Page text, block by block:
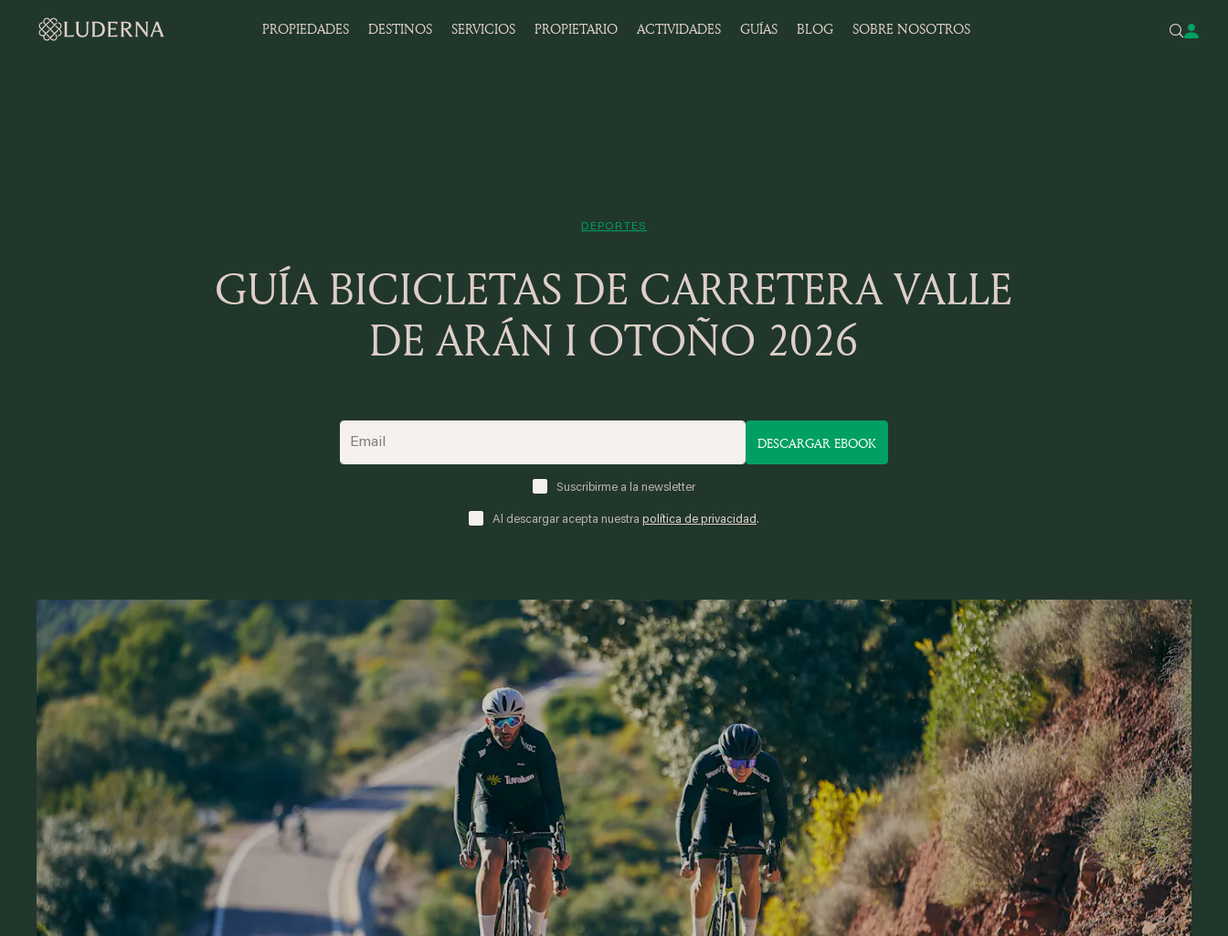
PROPIEDADES DESTINOS SERVICIOS PROPIETARIO ACTIVIDADES GUÍAS BLOG SOBRE NOSOTROS
DEPORTES
GUÍA BICICLETAS DE CARRETERA VALLE
DE ARÁN I OTOÑO 2026
DESCARGAR EBOOK
Suscribirme a la newsletter
Al descargar acepta nuestra política de privacidad.